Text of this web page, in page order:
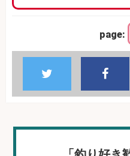
page: